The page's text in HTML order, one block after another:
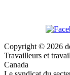
Copyright © 2026
Travailleurs et
Canada